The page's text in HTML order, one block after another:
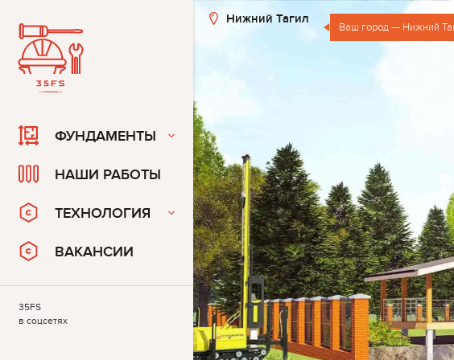
Нижний Тагил
Ваш город — Нижний
ФУНДАМЕНТЫ
НАШИ РАБОТЫ
ТЕХНОЛОГИЯ
ВАКАНСИИ
35FS
в соцсетях